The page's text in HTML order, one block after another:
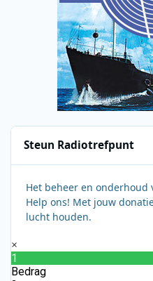
Steun Radiotrefpunt
Het beheer en onderhoud
Help ons! Met jouw
lucht houden.